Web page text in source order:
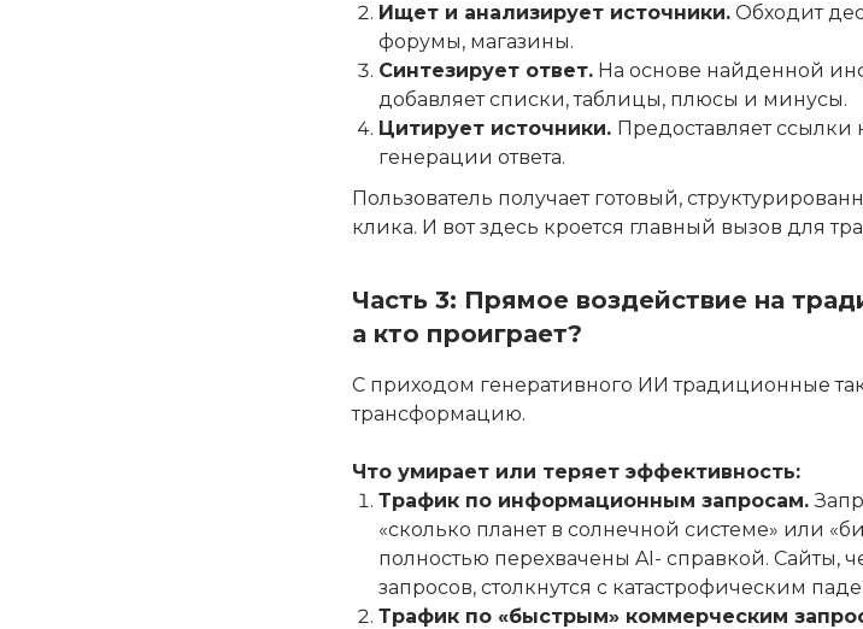
Ищет и анализирует источники. Обходит
форумы, магазины.
Синтезирует ответ. На основе найденной
добавляет списки, таблицы, плюсы и минусы.
Цитирует источники. Предоставляет ссылки
генерации ответа.
Пользователь получает готовый,
клика. И вот здесь кроется главный вызов для
Часть 3: Прямое воздействие на
а кто проиграет?
С приходом генеративного ИИ традиционные
трансформацию.
Что умирает или теряет эффективность:
Трафик по информационным запросам.
«сколько планет в солнечной системе» или
полностью перехвачены AI- справкой. Сайты,
запросов, столкнутся с катастрофическим
Трафик по «быстрым» коммерческим